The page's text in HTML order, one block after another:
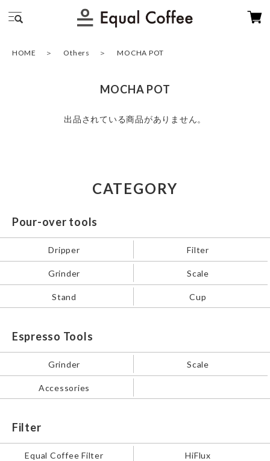
HOME Others MOCHA POT
MOCHA POT
出品されている商品がありません。
CATEGORY
Pour-over tools
Dripper Filter
Grinder Scale
Stand Cup
Espresso Tools
Grinder Scale
Accessories
Filter
Equal Coffee Filter HiFlux